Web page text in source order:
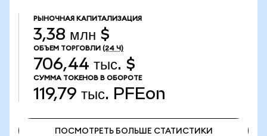
РЫНОЧНАЯ КАПИТАЛИЗАЦИЯ
3,38 млн $
ОБЪЕМ ТОРГОВЛИ (24 Ч)
706,44 тыс. $
СУММА ТОКЕНОВ В ОБОРОТЕ
119,79 тыс. PFEon
ПОСМОТРЕТЬ БОЛЬШЕ СТАТИСТИКИ